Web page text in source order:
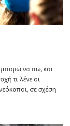
μπορώ να πω, και
τι λένε οι
σε σχέση